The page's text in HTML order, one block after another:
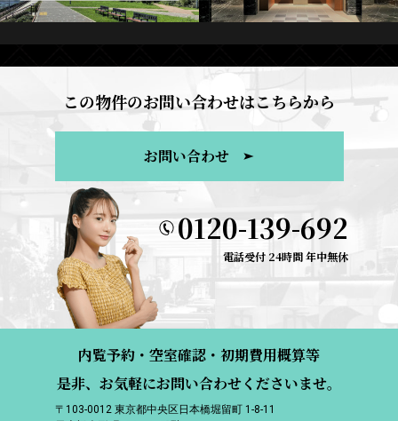
この物件のお問い合わせはこちらから
お問い合わせ
0120-139-692
電話受付 24時間 年中無休
内覧予約・空室確認・初期費用概算等
是非、お気軽にお問い合わせくださいませ。
〒103-0012 東京都中央区日本橋堀留町 1-8-11